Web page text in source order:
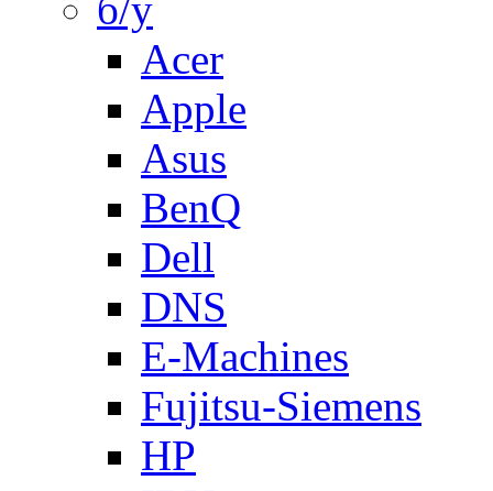
Acer
Apple
Asus
BenQ
Dell
DNS
E-Machines
Fujitsu-Siemens
HP